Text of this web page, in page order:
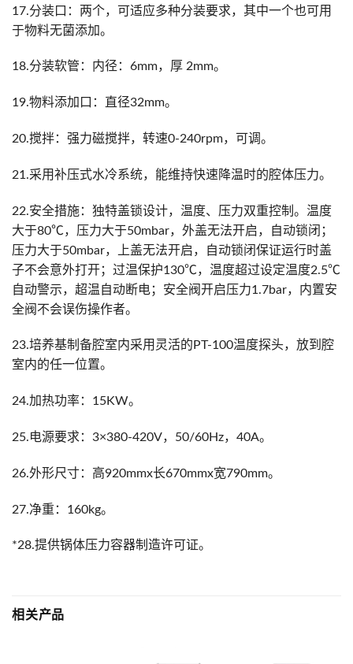
17.分装口：两个，可适应多种分装要求，其中一个也可用
于物料无菌添加。
18.分装软管：内径：6mm，厚 2mm。
19.物料添加口：直径32mm。
20.搅拌：强力磁搅拌，转速0-240rpm，可调。
21.采用补压式水冷系统，能维持快速降温时的腔体压力。
22.安全措施：独特盖锁设计，温度、压力双重控制。温度
大于80℃，压力大于50mbar，外盖无法开启，自动锁闭；
压力大于50mbar，上盖无法开启，自动锁闭保证运行时盖
子不会意外打开；过温保护130℃，温度超过设定温度2.5℃
自动警示，超温自动断电；安全阀开启压力1.7bar，内置安
全阀不会误伤操作者。
23.培养基制备腔室内采用灵活的PT-100温度探头，放到腔
室内的任一位置。
24.加热功率：15KW。
25.电源要求：3×380-420V，50/60Hz，40A。
26.外形尺寸：高920mmx长670mmx宽790mm。
27.净重：160kg。
*28.提供锅体压力容器制造许可证。
相关产品